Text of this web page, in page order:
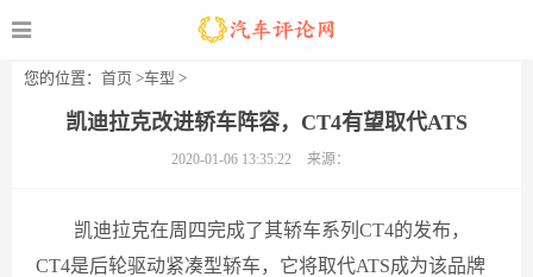
您的位置： 首页 >车型 >
凯迪拉克改进轿车阵容，CT4有望取代ATS
2020-01-06 13:35:22 来源：
凯迪拉克在周四完成了其轿车系列CT4的发布，
CT4是后轮驱动紧凑型轿车，它将取代ATS成为该品牌